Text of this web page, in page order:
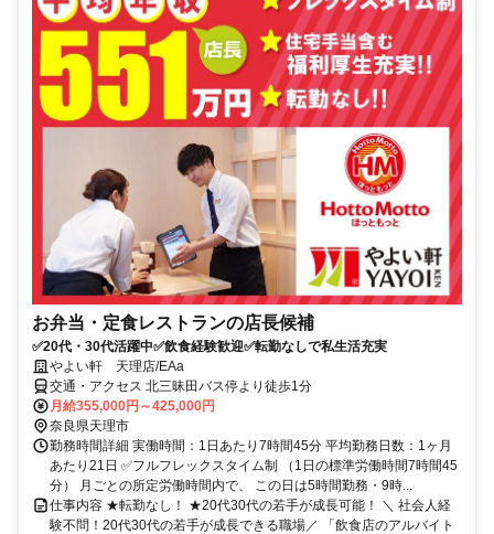
お弁当・定食レストランの店長候補
✅20代・30代活躍中✅飲食経験歓迎✅転勤なしで私生活充実
やよい軒 天理店/EAa
交通・アクセス 北三昧田バス停より徒歩1分
月給355,000円～425,000円
奈良県天理市
勤務時間詳細 実働時間：1日あたり7時間45分 平均勤務日数：1ヶ月
あたり21日 ✅フルフレックスタイム制 （1日の標準労働時間7時間45
分） 月ごとの所定労働時間内で、 この日は5時間勤務・9時...
仕事内容 ★転勤なし！ ★20代30代の若手が成長可能！ ＼ 社会人経
験不問！20代30代の若手が成長できる職場／ 「飲食店のアルバイト